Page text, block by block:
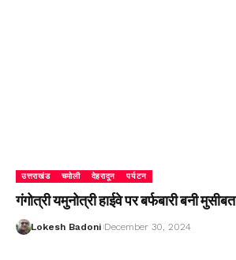
उत्तराखंड चमोली देहरादून पर्यटन
गंगोत्री यमुनोत्री हाईवे पर बर्फबारी बनी मुसीबत
Lokesh Badoni December 30, 2024